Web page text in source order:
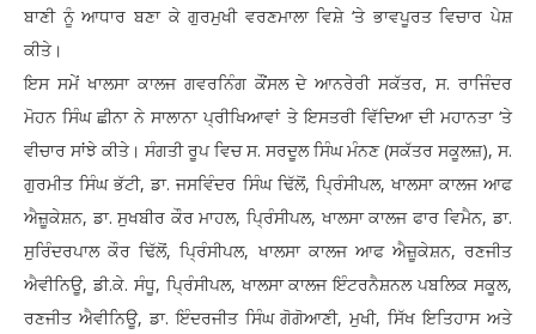
ਬਾਣੀ ਨੂੰ ਆਧਾਰ ਬਣਾ ਕੇ ਗੁਰਮੁਖੀ ਵਰਣਮਾਲਾ ਵਿਸ਼ੇ ‘ਤੇ ਭਾਵਪੂਰਤ ਵਿਚਾਰ ਪੇਸ਼
ਕੀਤੇ।
ਇਸ ਸਮੇਂ ਖਾਲਸਾ ਕਾਲਜ ਗਵਰਨਿੰਗ ਕੌਂਸਲ ਦੇ ਆਨਰੇਰੀ ਸਕੱਤਰ, ਸ. ਰਾਜਿੰਦਰ
ਮੋਹਨ ਸਿੰਘ ਛੀਨਾ ਨੇ ਸਾਲਾਨਾ ਪ੍ਰੀਖਿਆਵਾਂ ਤੇ ਇਸਤਰੀ ਵਿੱਦਿਆ ਦੀ ਮਹਾਨਤਾ ‘ਤੇ
ਵੀਚਾਰ ਸਾਂਝੇ ਕੀਤੇ। ਸੰਗਤੀ ਰੂਪ ਵਿਚ ਸ. ਸਰਦੂਲ ਸਿੰਘ ਮੰਨਣ (ਸਕੱਤਰ ਸਕੂਲਜ਼), ਸ.
ਗੁਰਮੀਤ ਸਿੰਘ ਭੱਟੀ, ਡਾ. ਜਸਵਿੰਦਰ ਸਿੰਘ ਢਿੱਲੋਂ, ਪ੍ਰਿੰਸੀਪਲ, ਖਾਲਸਾ ਕਾਲਜ ਆਫ
ਐਜ਼ੂਕੇਸ਼ਨ, ਡਾ. ਸੁਖਬੀਰ ਕੌਰ ਮਾਹਲ, ਪ੍ਰਿੰਸੀਪਲ, ਖਾਲਸਾ ਕਾਲਜ ਫਾਰ ਵਿਮੈਨ, ਡਾ.
ਸੁਰਿੰਦਰਪਾਲ ਕੌਰ ਢਿੱਲੋਂ, ਪ੍ਰਿੰਸੀਪਲ, ਖਾਲਸਾ ਕਾਲਜ ਆਫ ਐਜ਼ੂਕੇਸ਼ਨ, ਰਣਜੀਤ
ਐਵੀਨਿਊ, ਡੀ.ਕੇ. ਸੰਧੂ, ਪ੍ਰਿੰਸੀਪਲ, ਖਾਲਸਾ ਕਾਲਜ ਇੰਟਰਨੈਸ਼ਨਲ ਪਬਲਿਕ ਸਕੂਲ,
ਰਣਜੀਤ ਐਵੀਨਿਊ, ਡਾ. ਇੰਦਰਜੀਤ ਸਿੰਘ ਗੋਗੋਆਣੀ, ਮੁਖੀ, ਸਿੱਖ ਇਤਿਹਾਸ ਅਤੇ